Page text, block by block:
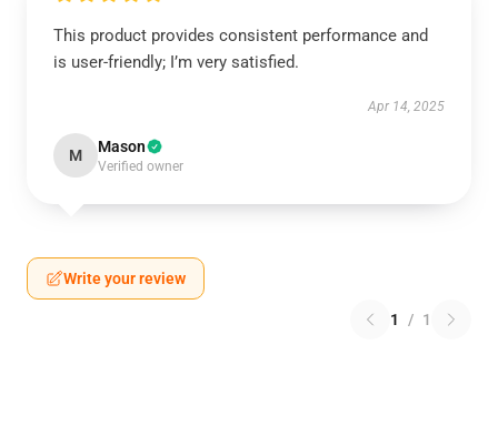
This product provides consistent performance and
is user-friendly; I’m very satisfied.
Apr 14, 2025
M Mason
Verified owner
Write your review
1 / 1